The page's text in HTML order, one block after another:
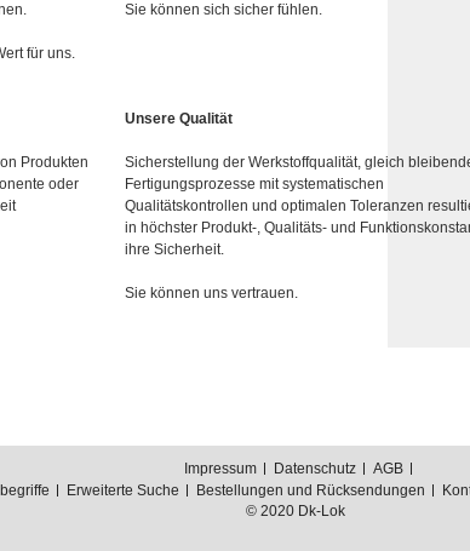
für uns.
Sie können sich sicher fühlen.
Produkten
oder
Unsere Qualität
Sicherstellung der Werkstoffqualität, gleich
Fertigungsprozesse mit systematischen
Qualitätskontrollen und optimalen Toleranzen
in höchster Produkt-, Qualitäts- und
ihre Sicherheit.
Sie können uns vertrauen.
Impressum Datenschutz
AGB
Erweiterte Suche Bestellungen und Rücksendungen
© 2020 Dk-Lok